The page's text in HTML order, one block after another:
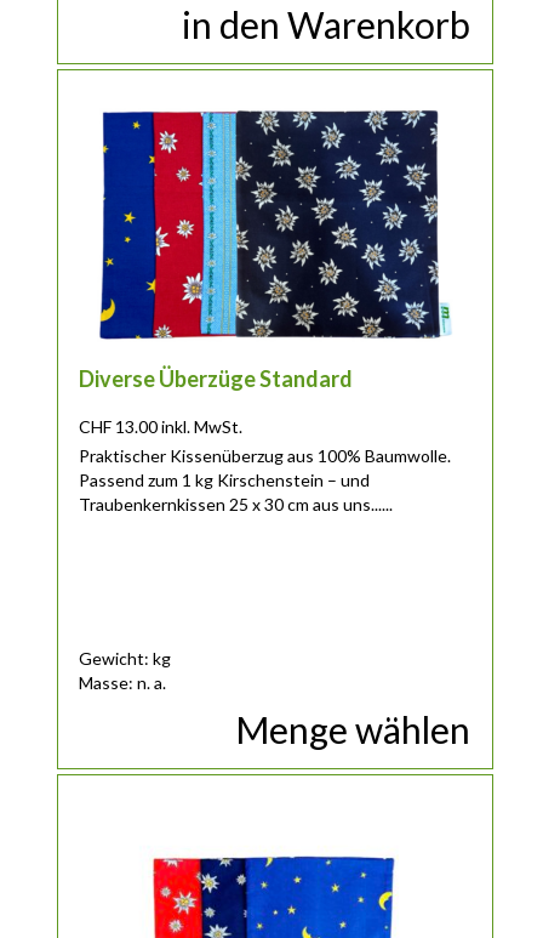
in den Warenkorb
Diverse Überzüge Standard
CHF 13.00 inkl. MwSt.
Praktischer Kissenüberzug aus 100% Baumwolle.
Passend zum 1 kg Kirschenstein – und
Traubenkernkissen 25 x 30 cm aus uns......
Gewicht: kg
Masse: n. a.
Menge wählen